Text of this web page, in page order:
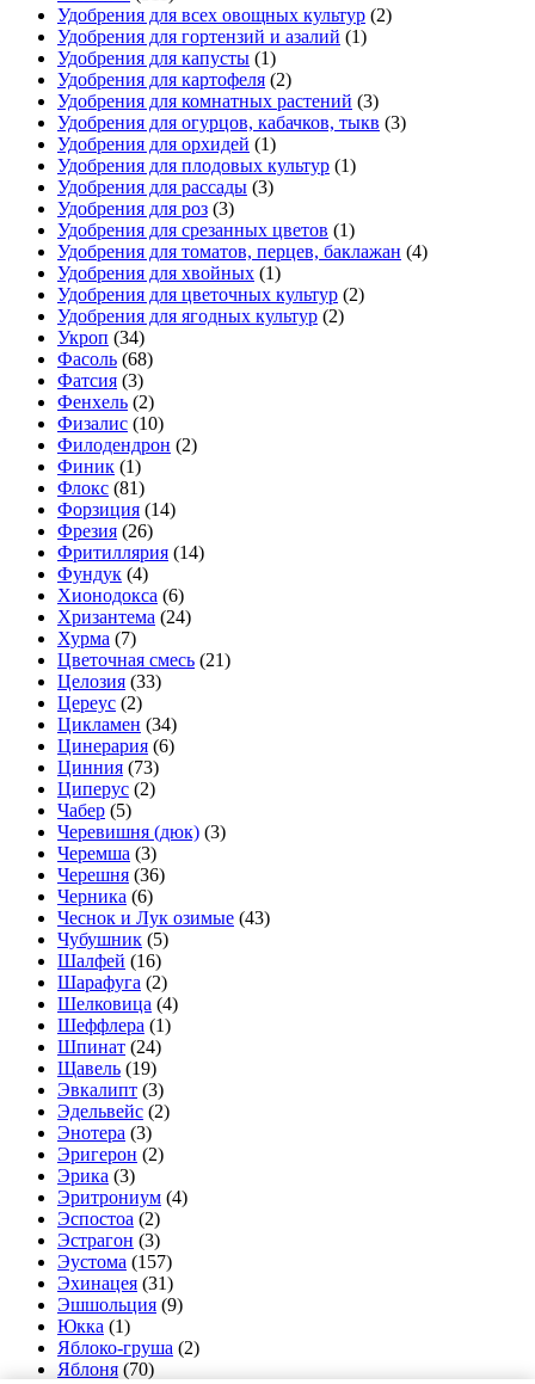
Удобрения для всех овощных культур (2)
Удобрения для гортензий и азалий (1)
Удобрения для капусты (1)
Удобрения для картофеля (2)
Удобрения для комнатных растений (3)
Удобрения для огурцов, кабачков, тыкв (3)
Удобрения для орхидей (1)
Удобрения для плодовых культур (1)
Удобрения для рассады (3)
Удобрения для роз (3)
Удобрения для срезанных цветов (1)
Удобрения для томатов, перцев, баклажан (4)
Удобрения для хвойных (1)
Удобрения для цветочных культур (2)
Удобрения для ягодных культур (2)
Укроп (34)
Фасоль (68)
Фатсия (3)
Фенхель (2)
Физалис (10)
Филодендрон (2)
Финик (1)
Флокс (81)
Форзиция (14)
Фрезия (26)
Фритиллярия (14)
Фундук (4)
Хионодокса (6)
Хризантема (24)
Хурма (7)
Цветочная смесь (21)
Целозия (33)
Цереус (2)
Цикламен (34)
Цинерария (6)
Цинния (73)
Циперус (2)
Чабер (5)
Черевишня (дюк) (3)
Черемша (3)
Черешня (36)
Черника (6)
Чеснок и Лук озимые (43)
Чубушник (5)
Шалфей (16)
Шарафуга (2)
Шелковица (4)
Шеффлера (1)
Шпинат (24)
Щавель (19)
Эвкалипт (3)
Эдельвейс (2)
Энотера (3)
Эригерон (2)
Эрика (3)
Эритрониум (4)
Эспостоа (2)
Эстрагон (3)
Эустома (157)
Эхинацея (31)
Эшшольция (9)
Юкка (1)
Яблоко-груша (2)
Яблоня (70)